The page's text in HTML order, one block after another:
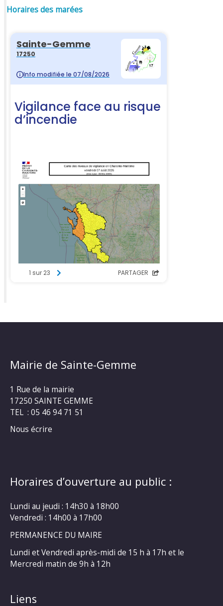
Horaires des marées
Mairie de Sainte-Gemme
1 Rue de la mairie
17250 SAINTE GEMME
TEL : 05 46 94 71 51
Nous écrire
Horaires d’ouverture au public :
Lundi au jeudi : 14h30 à 18h00
Vendredi : 14h00 à 17h00
PERMANENCE DU MAIRE
Lundi et Vendredi après-midi de 15 h à 17h et le
Mercredi matin de 9h à 12h
Liens